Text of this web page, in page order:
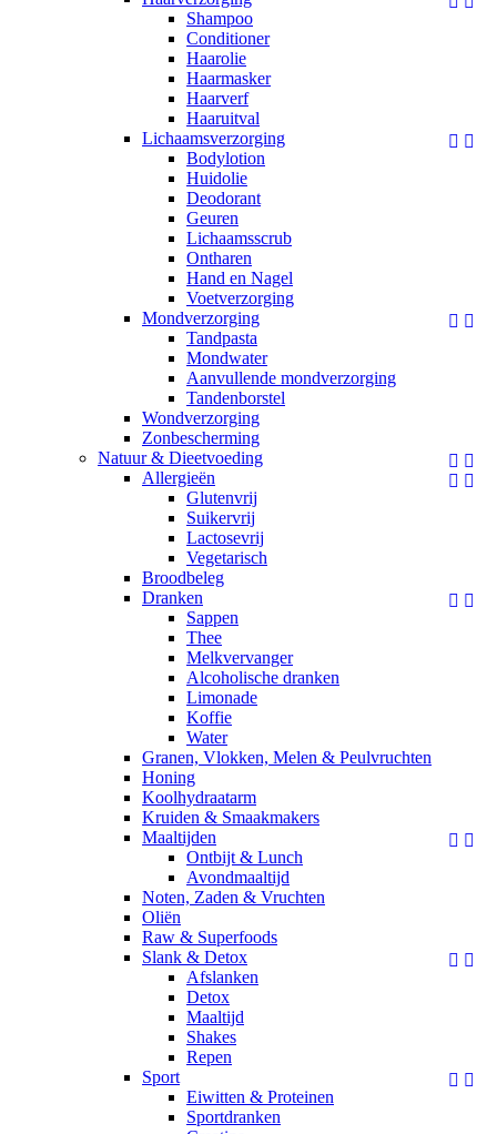
Shampoo
Conditioner
Haarolie
Haarmasker
Haarverf
Haaruitval
 
Lichaamsverzorging
Bodylotion
Huidolie
Deodorant
Geuren
Lichaamsscrub
Ontharen
Hand en Nagel
Voetverzorging
 
Mondverzorging
Tandpasta
Mondwater
Aanvullende mondverzorging
Tandenborstel
Wondverzorging
Zonbescherming
 
Natuur & Dieetvoeding
 
Allergieën
Glutenvrij
Suikervrij
Lactosevrij
Vegetarisch
Broodbeleg
 
Dranken
Sappen
Thee
Melkvervanger
Alcoholische dranken
Limonade
Koffie
Water
Granen, Vlokken, Melen & Peulvruchten
Honing
Koolhydraatarm
Kruiden & Smaakmakers
 
Maaltijden
Ontbijt & Lunch
Avondmaaltijd
Noten, Zaden & Vruchten
Oliën
Raw & Superfoods
 
Slank & Detox
Afslanken
Detox
Maaltijd
Shakes
Repen
 
Sport
Eiwitten & Proteinen
Sportdranken